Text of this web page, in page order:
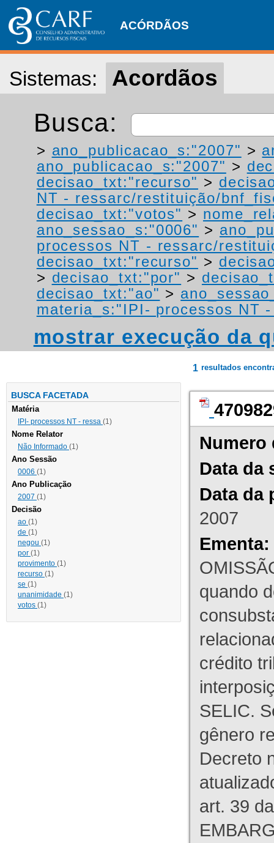
ACÓRDÃOS
Sistemas: Acordãos
Busca:
> ano_publicacao_s:"2007" >
ano_publicacao_s:"2007" >
decisao_txt:"recurso" >
NT - ressarc/restituição/
decisao_txt:"votos" >
ano_sessao_s:"0006" >
processos NT - ressarc/
decisao_txt:"recurso" >
> decisao_txt:"por" >
decisao_txt:"ao" >
materia_s:"IPI- processos NT
mostrar execução da
BUSCA FACETADA
Matéria
IPI- processos NT - ressa (1)
Nome Relator
Não Informado (1)
Ano Sessão
0006 (1)
Ano Publicação
2007 (1)
Decisão
ao (1)
de (1)
negou (1)
por (1)
provimento (1)
recurso (1)
se (1)
unanimidade (1)
votos (1)
1 resultados
Numero
Data da
Data da
2007
Ementa:
quando
crédito
SELIC.
gênero
Decreto
art. 39